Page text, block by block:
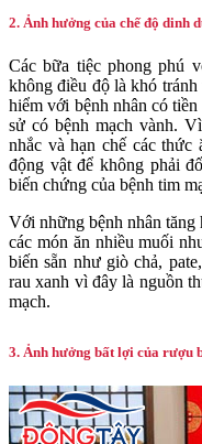
2. Ảnh hưởng của chế độ dinh
Các bữa tiệc phong phú
không điều độ là khó
hiểm với bệnh nhân có
sử có bệnh mạch vành.
nhắc và hạn chế các
động vật để không phải
biến chứng của bệnh tim
Với những bệnh nhân tăng
các món ăn nhiều muối
biến sẵn như giò chả,
rau xanh vì đây là nguồn
mạch.
3. Ảnh hưởng bất lợi của rượu